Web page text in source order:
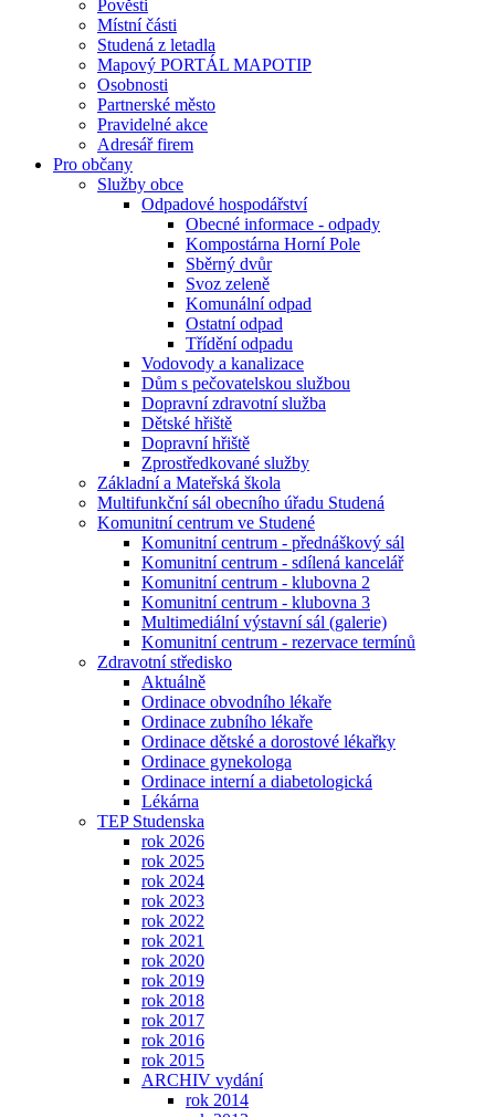
Pověsti
Místní části
Studená z letadla
Mapový PORTÁL MAPOTIP
Osobnosti
Partnerské město
Pravidelné akce
Adresář firem
Pro občany
Služby obce
Odpadové hospodářství
Obecné informace - odpady
Kompostárna Horní Pole
Sběrný dvůr
Svoz zeleně
Komunální odpad
Ostatní odpad
Třídění odpadu
Vodovody a kanalizace
Dům s pečovatelskou službou
Dopravní zdravotní služba
Dětské hřiště
Dopravní hřiště
Zprostředkované služby
Základní a Mateřská škola
Multifunkční sál obecního úřadu Studená
Komunitní centrum ve Studené
Komunitní centrum - přednáškový sál
Komunitní centrum - sdílená kancelář
Komunitní centrum - klubovna 2
Komunitní centrum - klubovna 3
Multimediální výstavní sál (galerie)
Komunitní centrum - rezervace termínů
Zdravotní středisko
Aktuálně
Ordinace obvodního lékaře
Ordinace zubního lékaře
Ordinace dětské a dorostové lékařky
Ordinace gynekologa
Ordinace interní a diabetologická
Lékárna
TEP Studenska
rok 2026
rok 2025
rok 2024
rok 2023
rok 2022
rok 2021
rok 2020
rok 2019
rok 2018
rok 2017
rok 2016
rok 2015
ARCHIV vydání
rok 2014